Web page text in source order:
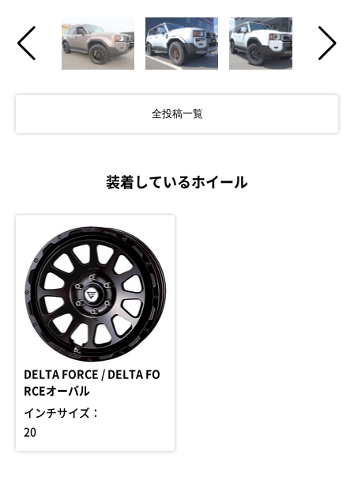
全投稿一覧
装着しているホイール
DELTA FORCE / DELTA FO
RCEオーバル
インチサイズ：
20